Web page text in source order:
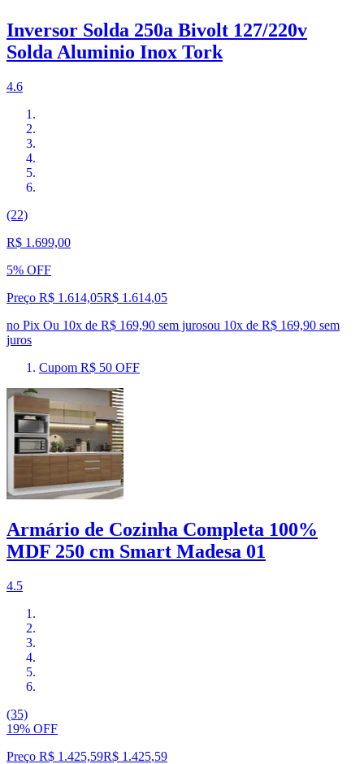
Inversor Solda 250a Bivolt 127/220v
Solda Aluminio Inox Tork
4.6
(22)
R$ 1.699,00
5% OFF
Preço R$ 1.614,05R$ 1.614,05
no Pix Ou 10x de R$ 169,90 sem jurosou 10x de R$ 169,90 sem
juros
Cupom R$ 50 OFF
Armário de Cozinha Completa 100%
MDF 250 cm Smart Madesa 01
4.5
(35)
19% OFF
Preço R$ 1.425,59R$ 1.425,59